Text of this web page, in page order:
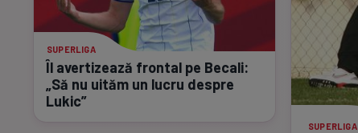
SUPERLIGA
Îl avertizează frontal pe Becali:
„Să nu uităm un lucru despre
Lukic”
SUPERLIGA